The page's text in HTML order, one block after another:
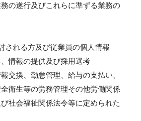
の遂行及びこれらに準ずる業務の
される方及び従業員の個人情報
情報の提供及び採用選考
交換、勤怠管理、給与の支払い、
衛生等の労務管理その他労働関係
社会福祉関係法令等に定められた